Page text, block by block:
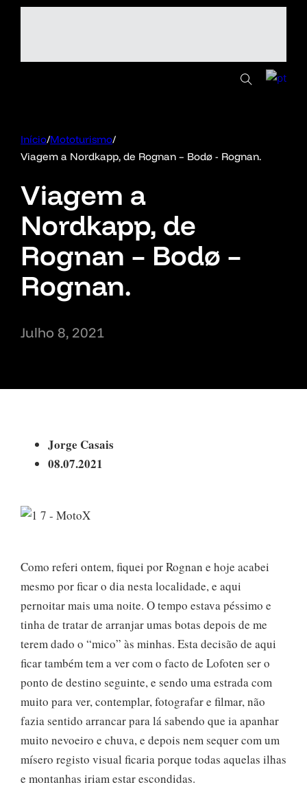
Início/Mototurismo/
Viagem a Nordkapp, de Rognan – Bodø - Rognan.
Viagem a
Nordkapp, de
Rognan – Bodø –
Rognan.
Julho 8, 2021
Jorge Casais
08.07.2021
Como referi ontem, fiquei por Rognan e hoje acabei
mesmo por ficar o dia nesta localidade, e aqui
pernoitar mais uma noite. O tempo estava péssimo e
tinha de tratar de arranjar umas botas depois de me
terem dado o “mico” às minhas. Esta decisão de aqui
ficar também tem a ver com o facto de Lofoten ser o
ponto de destino seguinte, e sendo uma estrada com
muito para ver, contemplar, fotografar e filmar, não
fazia sentido arrancar para lá sabendo que ia apanhar
muito nevoeiro e chuva, e depois nem sequer com um
mísero registo visual ficaria porque todas aquelas ilhas
e montanhas iriam estar escondidas.